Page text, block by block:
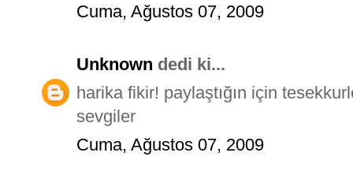
Cuma, Ağustos 07, 2009
Unknown dedi ki...
harika fikir! paylaştığın için
sevgiler
Cuma, Ağustos 07, 2009